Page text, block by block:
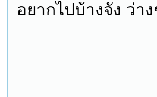
อยากไปบ้างจัง ว่า